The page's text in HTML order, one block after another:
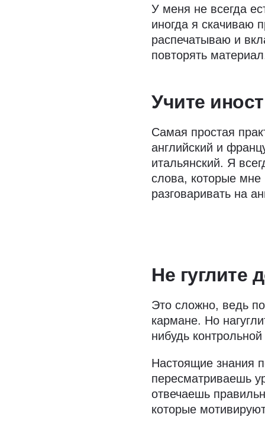
У меня не всегда
иногда я скачиваю
распечатываю и
повторять
Учите
Самая простая
английский и
итальянский. Я
слова, которые мне
разговаривать на
Не гуглите
Это сложно, ведь
кармане. Но
нибудь
Настоящие знания
пересматриваешь
отвечаешь
которые